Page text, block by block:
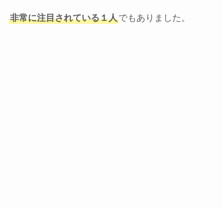
非常に注目されている１人でもありました。